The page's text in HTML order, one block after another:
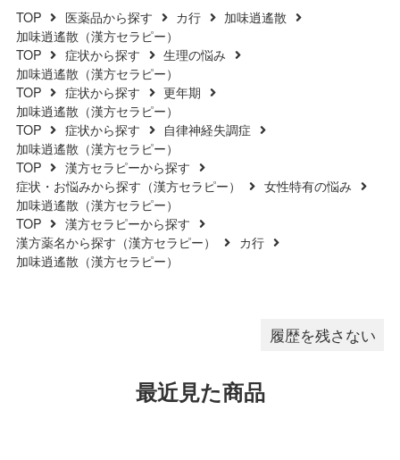
服用しないでください。
（6）水分が錠剤につきます
と、変色または色むらを生じる
ことがありますので、誤って水
滴を落としたり、ぬれた手で触
れないでください。
TOP 医薬品から探す カ行
加味逍遙散
加味逍遙散（漢方セラピー）
TOP
症状から探す
生理の悩み
加味逍遙散（漢方セラピー）
TOP
症状から探す
更年期
加味逍遙散（漢方セラピー）
TOP
症状から探す
自律神経失調症
加味逍遙散（漢方セラピー）
TOP
漢方セラピーから探す
症状・お悩みから探す（漢方セラピー）
女性特有の悩み
加味逍遙散（漢方セラピー）
TOP
漢方セラピーから探す
漢方薬名から探す（漢方セラピー）
カ行
加味逍遙散（漢方セラピー）
履歴を残さない
最近見た商品